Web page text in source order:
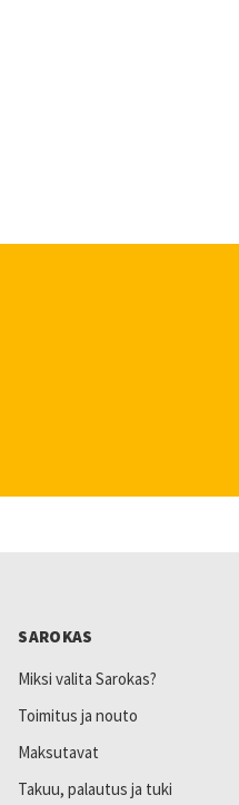
SAROKAS
Miksi valita Sarokas?
Toimitus ja nouto
Maksutavat
Takuu, palautus ja tuki